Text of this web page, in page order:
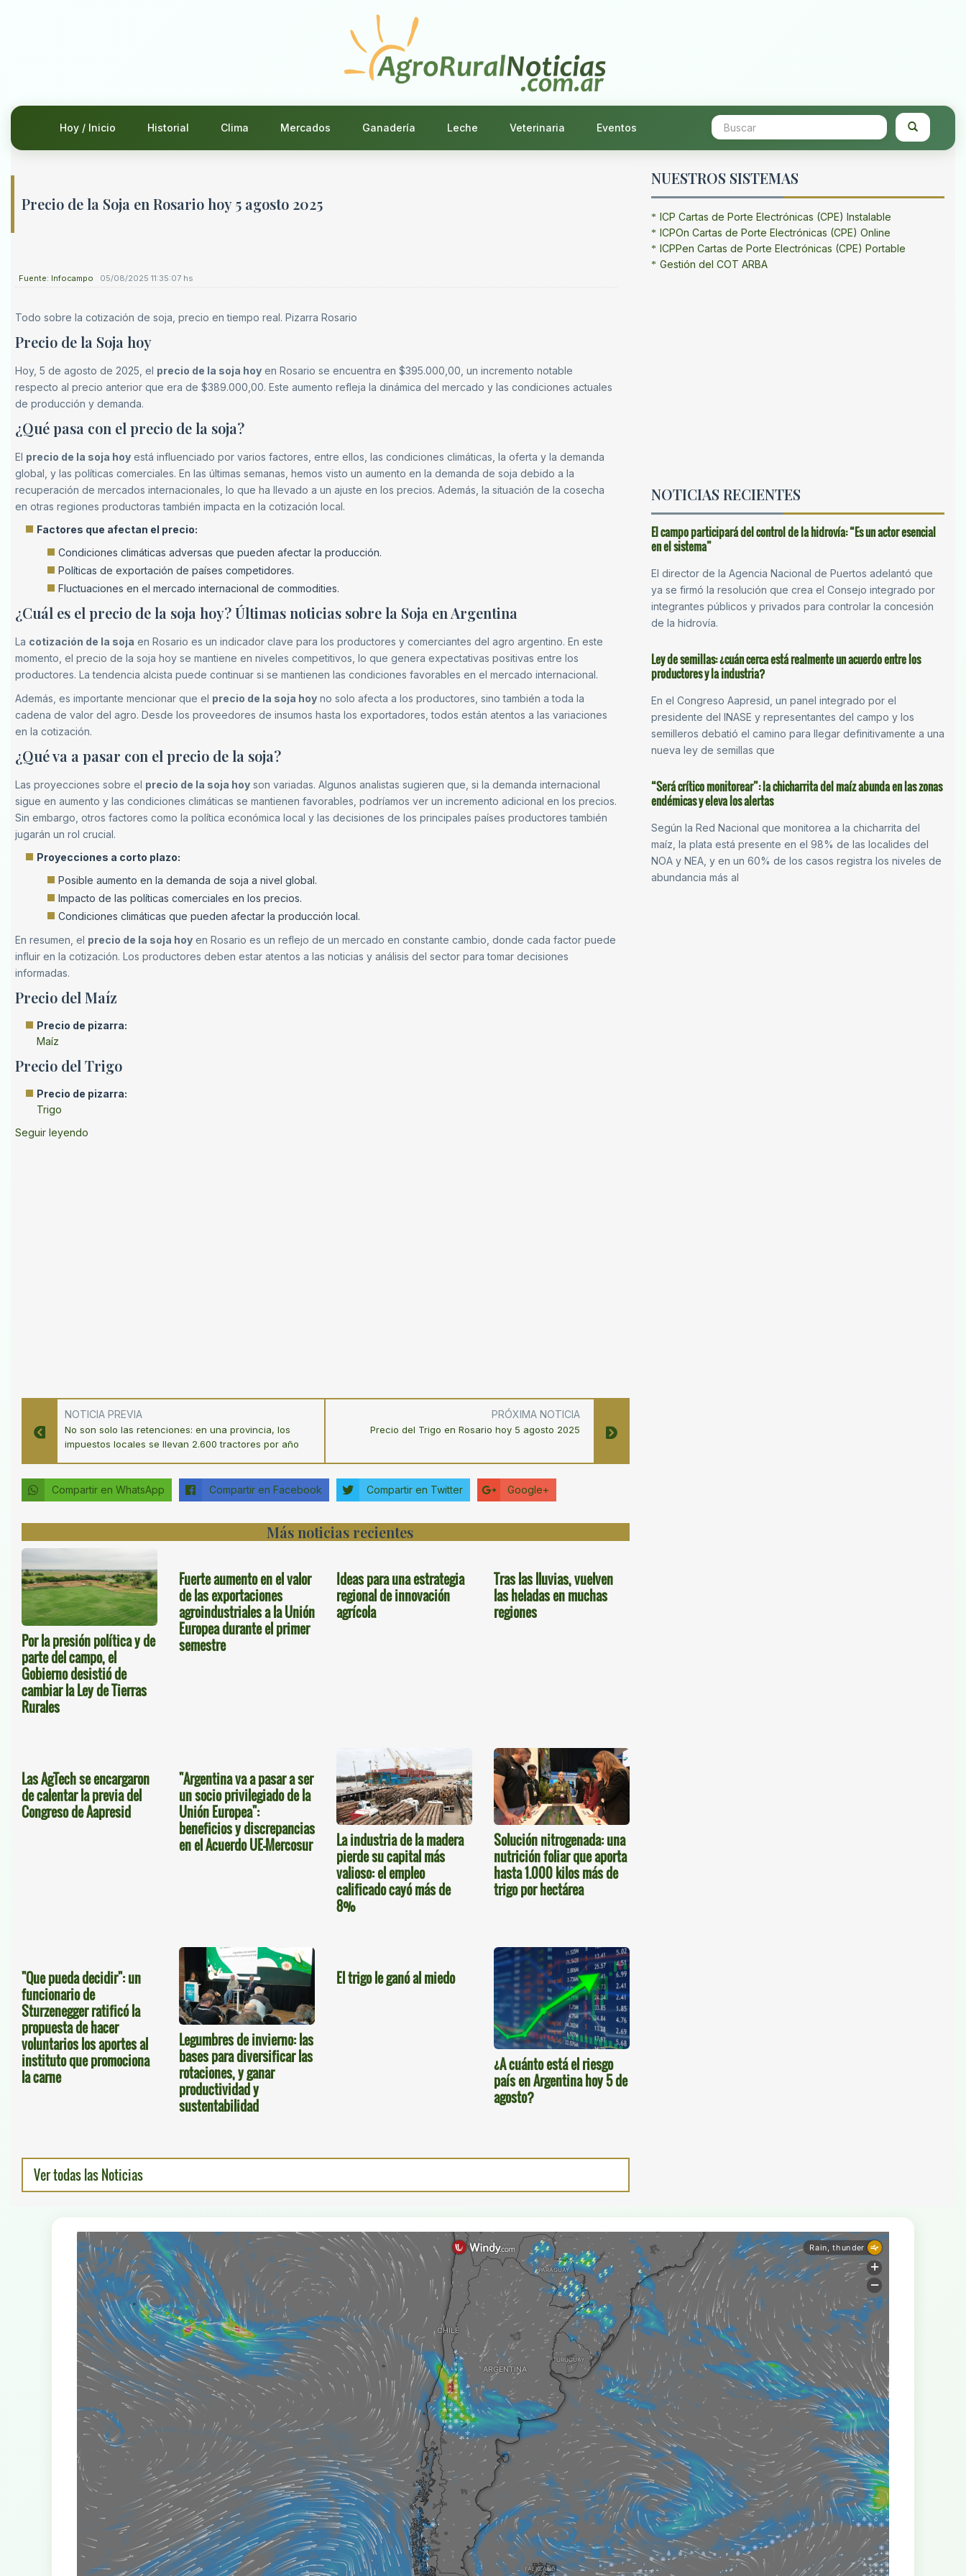
Hoy / Inicio Historial Clima Mercados Ganadería Leche Veterinaria Eventos
Precio de la Soja en Rosario hoy 5 agosto 2025
Fuente: Infocampo 05/08/2025 11:35:07 hs
Todo sobre la cotización de soja, precio en tiempo real. Pizarra Rosario
Precio de la Soja hoy
Hoy, 5 de agosto de 2025, el precio de la soja hoy en Rosario se encuentra en $395.000,00, un incremento notable
respecto al precio anterior que era de $389.000,00. Este aumento refleja la dinámica del mercado y las condiciones actuales
de producción y demanda.
¿Qué pasa con el precio de la soja?
El precio de la soja hoy está influenciado por varios factores, entre ellos, las condiciones climáticas, la oferta y la demanda
global, y las políticas comerciales. En las últimas semanas, hemos visto un aumento en la demanda de soja debido a la
recuperación de mercados internacionales, lo que ha llevado a un ajuste en los precios. Además, la situación de la cosecha
en otras regiones productoras también impacta en la cotización local.
Factores que afectan el precio:
Condiciones climáticas adversas que pueden afectar la producción.
Políticas de exportación de países competidores.
Fluctuaciones en el mercado internacional de commodities.
¿Cuál es el precio de la soja hoy? Últimas noticias sobre la Soja en Argentina
La cotización de la soja en Rosario es un indicador clave para los productores y comerciantes del agro argentino. En este
momento, el precio de la soja hoy se mantiene en niveles competitivos, lo que genera expectativas positivas entre los
productores. La tendencia alcista puede continuar si se mantienen las condiciones favorables en el mercado internacional.
Además, es importante mencionar que el precio de la soja hoy no solo afecta a los productores, sino también a toda la
cadena de valor del agro. Desde los proveedores de insumos hasta los exportadores, todos están atentos a las variaciones
en la cotización.
¿Qué va a pasar con el precio de la soja?
Las proyecciones sobre el precio de la soja hoy son variadas. Algunos analistas sugieren que, si la demanda internacional
sigue en aumento y las condiciones climáticas se mantienen favorables, podríamos ver un incremento adicional en los precios.
Sin embargo, otros factores como la política económica local y las decisiones de los principales países productores también
jugarán un rol crucial.
Proyecciones a corto plazo:
Posible aumento en la demanda de soja a nivel global.
Impacto de las políticas comerciales en los precios.
Condiciones climáticas que pueden afectar la producción local.
En resumen, el precio de la soja hoy en Rosario es un reflejo de un mercado en constante cambio, donde cada factor puede
influir en la cotización. Los productores deben estar atentos a las noticias y análisis del sector para tomar decisiones
informadas.
Precio del Maíz
Precio de pizarra:
Maíz
Precio del Trigo
Precio de pizarra:
Trigo
Seguir leyendo
NOTICIA PREVIA
No son solo las retenciones: en una provincia, los
impuestos locales se llevan 2.600 tractores por año
PRÓXIMA NOTICIA
Precio del Trigo en Rosario hoy 5 agosto 2025
Compartir en WhatsApp Compartir en Facebook Compartir en Twitter Google+
Más noticias recientes
Por la presión política y de
parte del campo, el
Gobierno desistió de
cambiar la Ley de Tierras
Rurales
Fuerte aumento en el valor
de las exportaciones
agroindustriales a la Unión
Europea durante el primer
semestre
Ideas para una estrategia
regional de innovación
agrícola
Tras las lluvias, vuelven
las heladas en muchas
regiones
Las AgTech se encargaron
de calentar la previa del
Congreso de Aapresid
"Argentina va a pasar a ser
un socio privilegiado de la
Unión Europea":
beneficios y discrepancias
en el Acuerdo UE-Mercosur
La industria de la madera
pierde su capital más
valioso: el empleo
calificado cayó más de
8%
Solución nitrogenada: una
nutrición foliar que aporta
hasta 1.000 kilos más de
trigo por hectárea
"Que pueda decidir": un
funcionario de
Sturzenegger ratificó la
propuesta de hacer
voluntarios los aportes al
instituto que promociona
la carne
Legumbres de invierno: las
bases para diversificar las
rotaciones, y ganar
productividad y
sustentabilidad
El trigo le ganó al miedo
¿A cuánto está el riesgo
país en Argentina hoy 5 de
agosto?
Ver todas las Noticias
NUESTROS SISTEMAS
ICP Cartas de Porte Electrónicas (CPE) Instalable
ICPOn Cartas de Porte Electrónicas (CPE) Online
ICPPen Cartas de Porte Electrónicas (CPE) Portable
Gestión del COT ARBA
NOTICIAS RECIENTES
El campo participará del control de la hidrovía: “Es un actor esencial
en el sistema”
El director de la Agencia Nacional de Puertos adelantó que
ya se firmó la resolución que crea el Consejo integrado por
integrantes públicos y privados para controlar la concesión
de la hidrovía.
Ley de semillas: ¿cuán cerca está realmente un acuerdo entre los
productores y la industria?
En el Congreso Aapresid, un panel integrado por el
presidente del INASE y representantes del campo y los
semilleros debatió el camino para llegar definitivamente a una
nueva ley de semillas que
“Será crítico monitorear”: la chicharrita del maíz abunda en las zonas
endémicas y eleva los alertas
Según la Red Nacional que monitorea a la chicharrita del
maíz, la plata está presente en el 98% de las localides del
NOA y NEA, y en un 60% de los casos registra los niveles de
abundancia más al